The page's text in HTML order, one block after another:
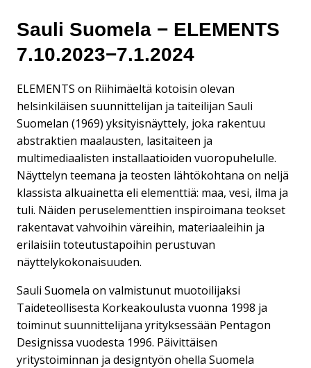
Sauli Suomela − ELEMENTS
7.10.2023−7.1.2024
ELEMENTS on Riihimäeltä kotoisin olevan
helsinkiläisen suunnittelijan ja taiteilijan Sauli
Suomelan (1969) yksityisnäyttely, joka rakentuu
abstraktien maalausten, lasitaiteen ja
multimediaalisten installaatioiden vuoropuhelulle.
Näyttelyn teemana ja teosten lähtökohtana on neljä
klassista alkuainetta eli elementtiä: maa, vesi, ilma ja
tuli. Näiden peruselementtien inspiroimana teokset
rakentavat vahvoihin väreihin, materiaaleihin ja
erilaisiin toteutustapoihin perustuvan
näyttelykokonaisuuden.
Sauli Suomela on valmistunut muotoilijaksi
Taideteollisesta Korkeakoulusta vuonna 1998 ja
toiminut suunnittelijana yrityksessään Pentagon
Designissa vuodesta 1996. Päivittäisen
yritystoiminnan ja designtyön ohella Suomela